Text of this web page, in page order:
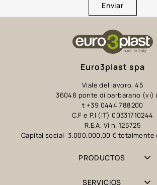
Enviar
Euro3plast spa
Viale del lavoro, 45
36048 ponte di barbarano (vi)
t +39 0444 788200
C.F e P.I (IT) 00331710244
R.E.A. Vi n. 125725
Capital social: 3.000.000,00 € totalmente
PRODUCTOS
SERVICIOS